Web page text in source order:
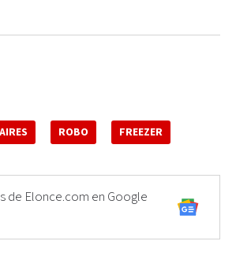
ROBO FREEZER
de Elonce.com en Google